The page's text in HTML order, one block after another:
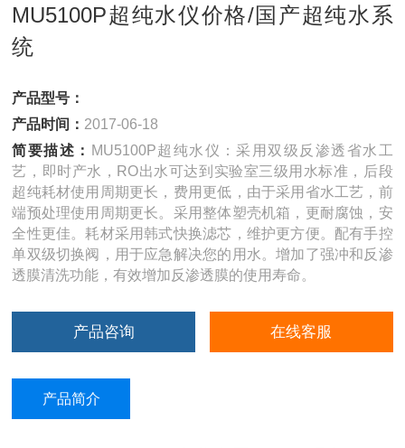
MU5100P超纯水仪价格/国产超纯水系
统
产品型号：
产品时间： 2017-06-18
简要描述： MU5100P超纯水仪：采用双级反渗透省水工
艺，即时产水，RO出水可达到实验室三级用水标准，后段
超纯耗材使用周期更长，费用更低，由于采用省水工艺，前
端预处理使用周期更长。采用整体塑壳机箱，更耐腐蚀，安
全性更佳。耗材采用韩式快换滤芯，维护更方便。配有手控
单双级切换阀，用于应急解决您的用水。增加了强冲和反渗
透膜清洗功能，有效增加反渗透膜的使用寿命。
产品咨询 在线客服
产品简介